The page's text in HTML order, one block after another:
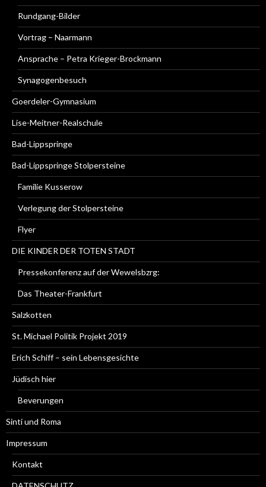
Rundgang-Bilder
Vortrag – Naarmann
Ansprache – Petra Krieger-Brockmann
Synagogenbesuch
Goerdeler-Gymnasium
Lise-Meitner-Realschule
Bad-Lippspringe
Bad-Lippspringe Stolpersteine
Familie Kusserow
Verlegung der Stolpersteine
Flyer
DIE KINDER DER TOTEN STADT
Pressekonferenz auf der Wewelsbzrg:
Das Theater-Frankfurt
Salzkotten
St. Michael Politik Projekt 2019
Erich Schiff – sein Lebensgesichte
Jüdisch hier
Beverungen
Sinti und Roma
Impressum
Kontakt